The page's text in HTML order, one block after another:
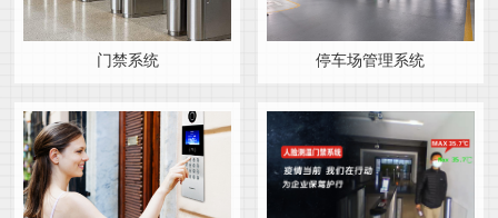
门禁系统 停车场管理系统